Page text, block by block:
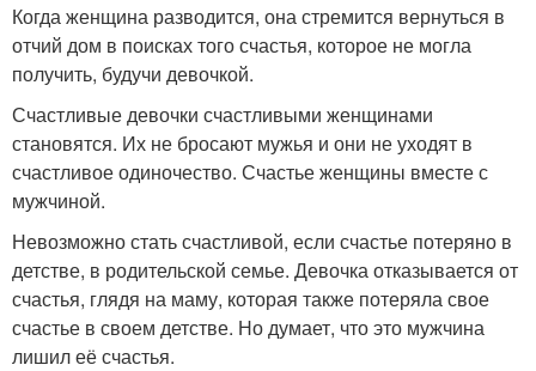
Когда женщина разводится, она стремится вернуться в
отчий дом в поисках того счастья, которое не могла
получить, будучи девочкой.
Счастливые девочки счастливыми женщинами
становятся. Их не бросают мужья и они не уходят в
счастливое одиночество. Счастье женщины вместе с
мужчиной.
Невозможно стать счастливой, если счастье потеряно в
детстве, в родительской семье. Девочка отказывается от
счастья, глядя на маму, которая также потеряла свое
счастье в своем детстве. Но думает, что это мужчина
лишил её счастья.